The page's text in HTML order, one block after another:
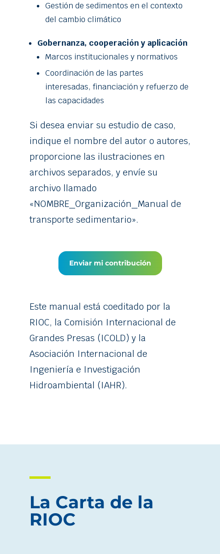
Gestión de sedimentos en el contexto
del cambio climático
Gobernanza, cooperación y aplicación
Marcos institucionales y normativos
Coordinación de las partes
interesadas, financiación y refuerzo de
las capacidades
Si desea enviar su estudio de caso,
indique el nombre del autor o autores,
proporcione las ilustraciones en
archivos separados, y envíe su
archivo llamado
«NOMBRE_Organización_Manual de
transporte sedimentario».
Enviar mi contribución
Este manual está coeditado por la
RIOC, la Comisión Internacional de
Grandes Presas (ICOLD) y la
Asociación Internacional de
Ingeniería e Investigación
Hidroambiental (IAHR).
La Carta de la
RIOC